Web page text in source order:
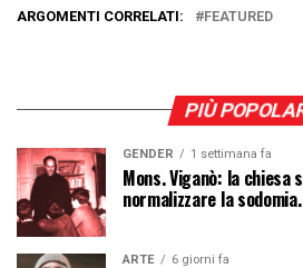
ARGOMENTI CORRELATI: FEATURED
PIÙ
GENDER 1 settimana fa
Mons. Viganò: la chiesa
normalizzare la
ARTE 6 giorni fa